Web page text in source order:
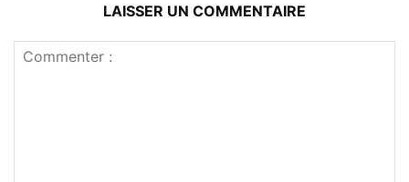
LAISSER UN COMMENTAIRE